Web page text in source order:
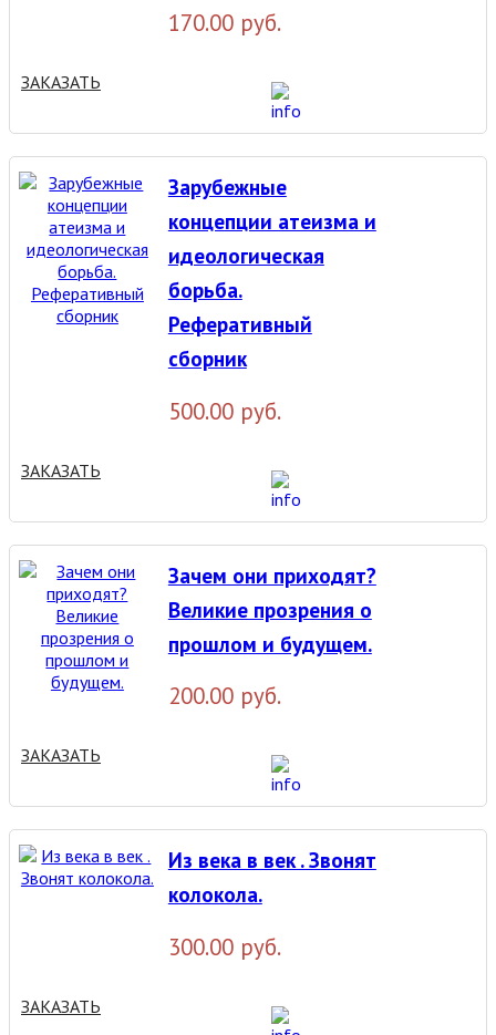
170.00 руб.
ЗАКАЗАТЬ
Зарубежные
концепции атеизма и
идеологическая
борьба.
Реферативный
сборник
500.00 руб.
ЗАКАЗАТЬ
Зачем они приходят?
Великие прозрения о
прошлом и будущем.
200.00 руб.
ЗАКАЗАТЬ
Из века в век . Звонят
колокола.
300.00 руб.
ЗАКАЗАТЬ